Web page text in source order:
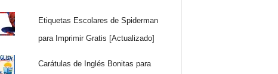
Etiquetas Escolares de Spiderman
para Imprimir Gratis [Actualizado]
Carátulas de Inglés Bonitas para